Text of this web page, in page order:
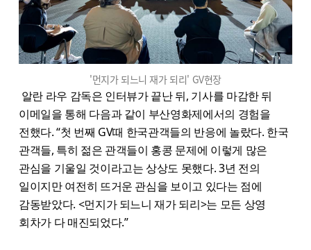
'먼지가 되느니 재가 되리' GV현장
알란 라우 감독은 인터뷰가 끝난 뒤, 기사를 마감한 뒤
이메일을 통해 다음과 같이 부산영화제에서의 경험을
전했다. “첫 번째 GV때 한국관객들의 반응에 놀랐다. 한국
관객들, 특히 젊은 관객들이 홍콩 문제에 이렇게 많은
관심을 기울일 것이라고는 상상도 못했다. 3년 전의
일이지만 여전히 뜨거운 관심을 보이고 있다는 점에
감동받았다. <먼지가 되느니 재가 되리>는 모든 상영
회차가 다 매진되었다.”